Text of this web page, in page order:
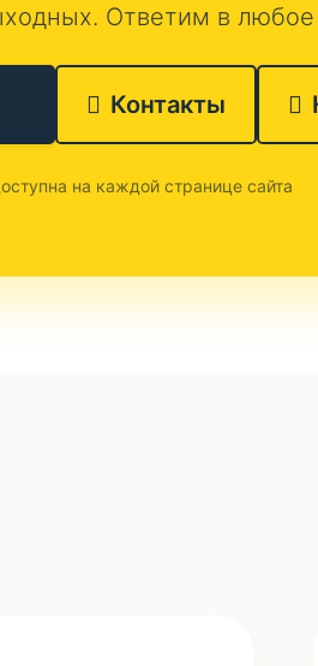
Ответим в
Контакты
на каждой странице сайта